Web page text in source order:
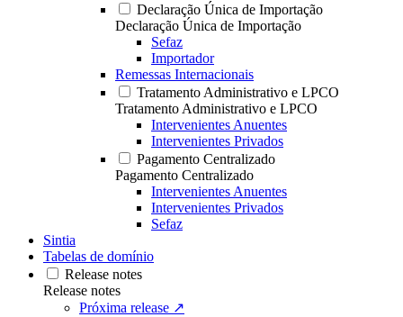
Declaração Única de Importação
Declaração Única de Importação
Sefaz
Importador
Remessas Internacionais
Tratamento Administrativo e LPCO
Tratamento Administrativo e LPCO
Intervenientes Anuentes
Intervenientes Privados
Pagamento Centralizado
Pagamento Centralizado
Intervenientes Anuentes
Intervenientes Privados
Sefaz
Sintia
Tabelas de domínio
Release notes
Release notes
Próxima release ↗